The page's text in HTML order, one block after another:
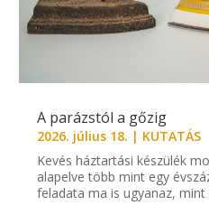
A parázstól a gőzig
2026. július 18. | KUTATÁS
Kevés háztartási készülék
alapelve több mint egy
feladata ma is ugyanaz, mint